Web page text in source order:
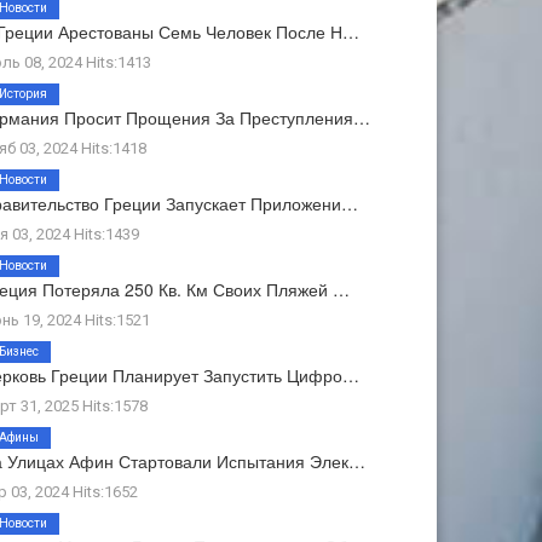
Арестованы Семь Человек После Н…
08, 2024 Hits:1413
Новости
Просит Прощения За Преступления…
03, 2024 Hits:1418
История
Греции Запускает Приложени…
03, 2024 Hits:1439
Новости
Потеряла 250 Кв. Км Своих Пляжей …
19, 2024 Hits:1521
Новости
Греции Планирует Запустить Цифро…
31, 2025 Hits:1578
Бизнес
Улицах Афин Стартовали Испытания Элек…
03, 2024 Hits:1652
Афины
Новости